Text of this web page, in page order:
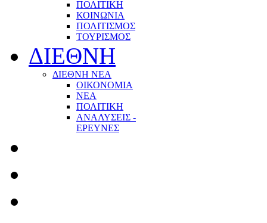
ΠΟΛΙΤΙΚΗ
ΚΟΙΝΩΝΙΑ
ΠΟΛΙΤΙΣΜΟΣ
ΤΟΥΡΙΣΜΟΣ
ΔΙΕΘΝΗ
ΔΙΕΘΝΗ ΝΕΑ
ΟΙΚΟΝΟΜΙΑ
ΝΕΑ
ΠΟΛΙΤΙΚΗ
ΑΝΑΛΥΣΕΙΣ -
ΕΡΕΥΝΕΣ